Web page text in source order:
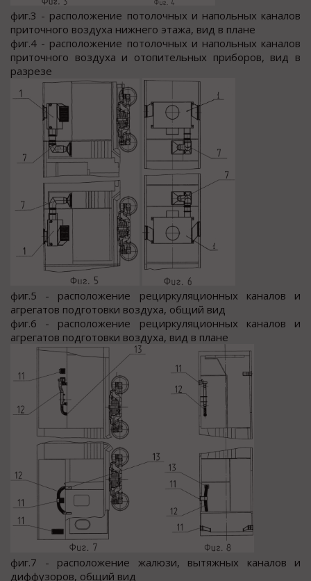
фиг.3 - расположение потолочных и напольных каналов
приточного воздуха нижнего этажа, вид в плане
фиг.4 - расположение потолочных и напольных каналов
приточного воздуха и отопительных приборов, вид в
разрезе
фиг.5 - расположение рециркуляционных каналов и
агрегатов подготовки воздуха, общий вид
фиг.6 - расположение рециркуляционных каналов и
агрегатов подготовки воздуха, вид в плане
фиг.7 - расположение жалюзи, вытяжных каналов и
диффузоров, общий вид